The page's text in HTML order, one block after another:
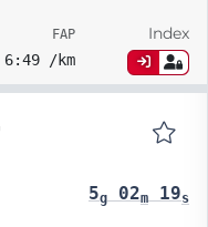
FAP
6:49 /km
Index
5g02m19s